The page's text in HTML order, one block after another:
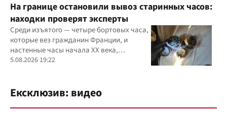
На границе остановили вывоз старинных часов:
находки проверят эксперты
Среди изъятого — четыре бортовых часа,
которые вез гражданин Франции, и
настенные часы начала ХХ века,
найденные в автомобиле украинца
5.08.2026 19:22
Ексклюзив: видео